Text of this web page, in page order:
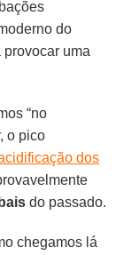
do
uma
“no
o pico
dos
do passado.
chegamos lá